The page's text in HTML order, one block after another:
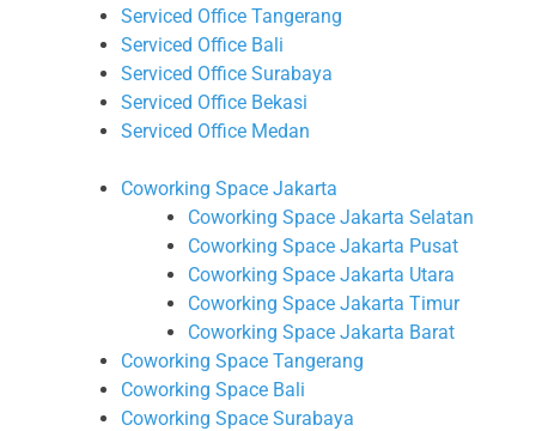
Serviced Office Tangerang
Serviced Office Bali
Serviced Office Surabaya
Serviced Office Bekasi
Serviced Office Medan
Coworking Space Jakarta
Coworking Space Jakarta Selatan
Coworking Space Jakarta Pusat
Coworking Space Jakarta Utara
Coworking Space Jakarta Timur
Coworking Space Jakarta Barat
Coworking Space Tangerang
Coworking Space Bali
Coworking Space Surabaya